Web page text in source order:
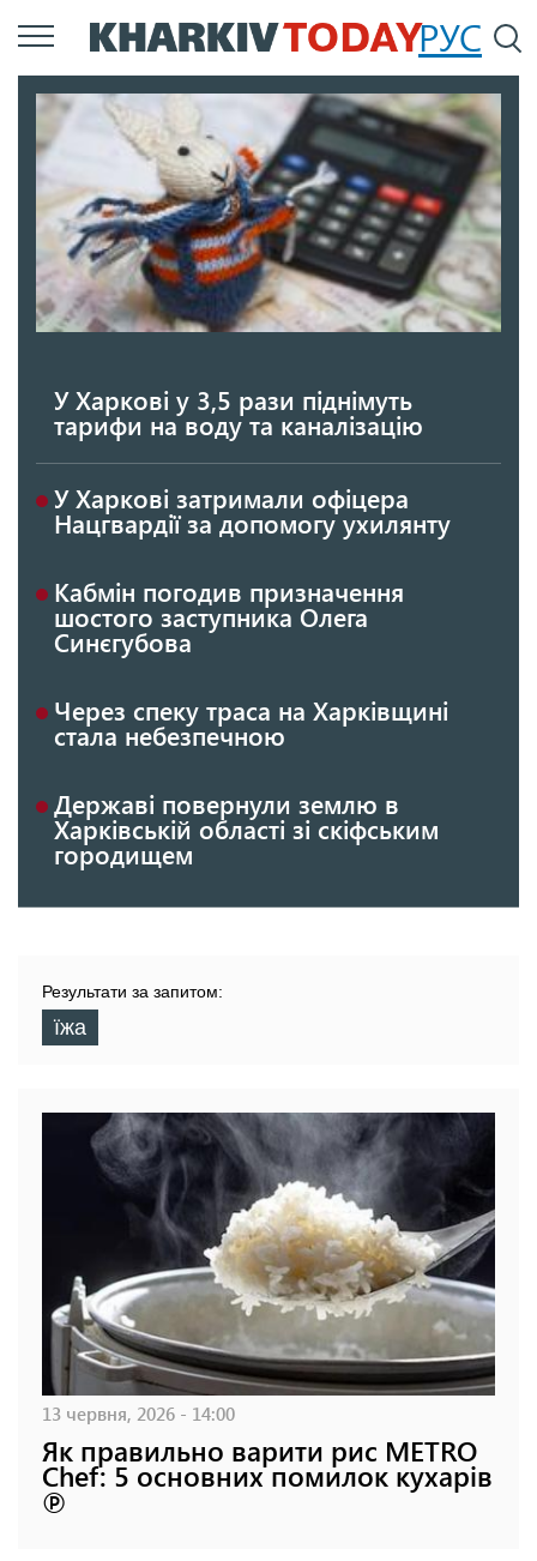
Перейти
до
вмісту
РУС
У Харкові у 3,5 рази піднімуть
тарифи на воду та каналізацію
У Харкові затримали офіцера
Нацгвардії за допомогу ухилянту
Кабмін погодив призначення
шостого заступника Олега
Синєгубова
Через спеку траса на Харківщині
стала небезпечною
Державі повернули землю в
Харківській області зі скіфським
городищем
Результати за запитом:
їжа
13 червня, 2026 - 14:00
Як правильно варити рис METRO
Chef: 5 основних помилок кухарів
℗